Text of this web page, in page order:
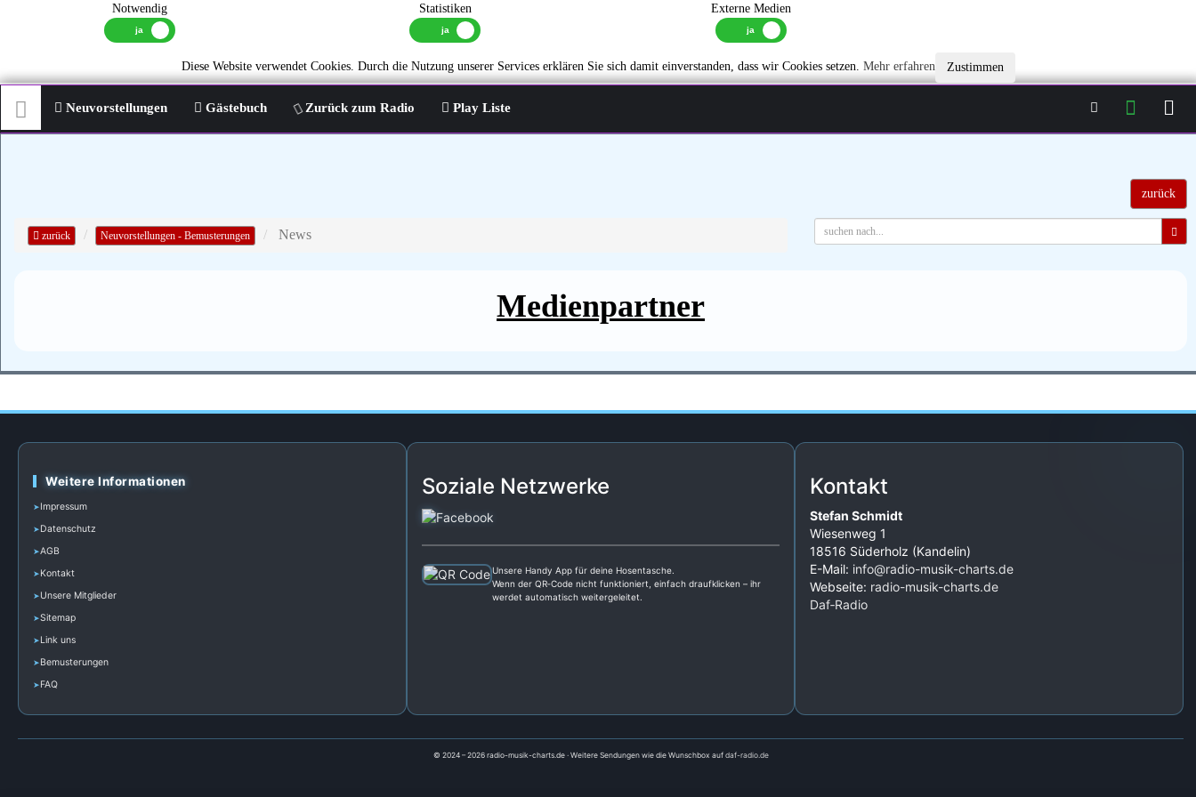
Notwendig Statistiken Externe Medien
Diese Website verwendet Cookies. Durch die Nutzung unserer Services erklären Sie sich damit einverstanden, dass wir Cookies setzen. Mehr erfahren Zustimmen
Neuvorstellungen Gästebuch Zurück zum Radio Play Liste
zurück
zurück Neuvorstellungen - Bemusterungen News
Medienpartner
Weitere Informationen
Impressum
Datenschutz
AGB
Kontakt
Unsere Mitglieder
Sitemap
Link uns
Bemusterungen
FAQ
Soziale Netzwerke
Unsere Handy App für deine Hosentasche.
Wenn der QR‑Code nicht funktioniert, einfach draufklicken – ihr
werdet automatisch weitergeleitet.
Kontakt
Stefan Schmidt
Wiesenweg 1
18516 Süderholz (Kandelin)
E-Mail: info@radio-musik-charts.de
Webseite: radio-musik-charts.de
Daf‑Radio
© 2024 – 2026 radio-musik-charts.de · Weitere Sendungen wie die Wunschbox auf daf-radio.de